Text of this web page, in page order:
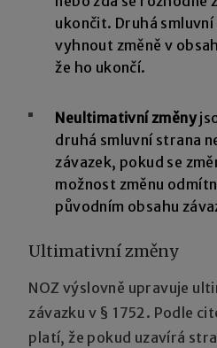
ukončit. Druhá
vyhnout změně v
že ho ukončí.
Neultimativní změny
druhá smluvní strana
závazek, pokud se
možnost změnu
původním obsahu
Ultimativní změny
NOZ výslovně upravuje
závazku v § 1752. Podle
platí, že pokud uzavírá